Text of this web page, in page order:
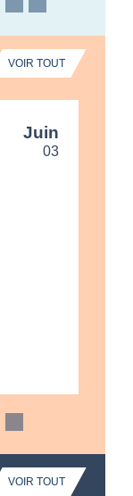
VOIR TOUT
Juin
03
VOIR TOUT